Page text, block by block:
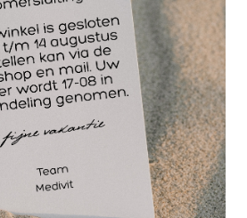
koeler kan genoeg water en
compressie therapie. Indicatie
Cryo Cuff:
in het gewricht)